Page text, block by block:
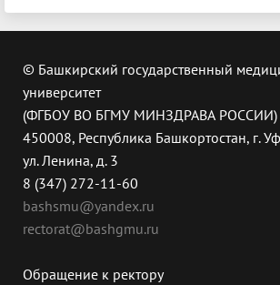
© Башкирский государственный
университет
(ФГБОУ ВО БГМУ МИНЗДРАВА РОССИИ)
450008, Республика Башкортостан, г.
ул. Ленина, д. 3
8 (347) 272-11-60
bashsmu@yandex.ru
rectorat@bashgmu.ru
Обращение к ректору